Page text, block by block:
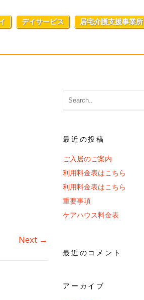
デイサービス 居宅介護支援事業所
Next →
最近の投稿
ご入居のご案内
利用料金表はこちら
利用料金表はこちら
重要事項
ケアハウス料金表
最近のコメント
アーカイブ